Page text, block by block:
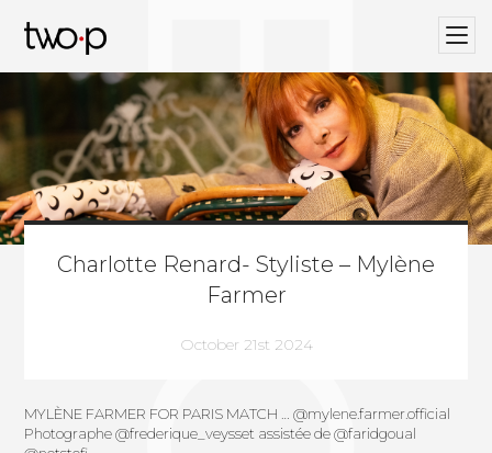
Charlotte Renard- Styliste – Mylène
Farmer
October 21st 2024
MYLÈNE FARMER FOR PARIS MATCH … @mylene.farmer.official
Photographe@frederique_veysset assistée de@faridgoual